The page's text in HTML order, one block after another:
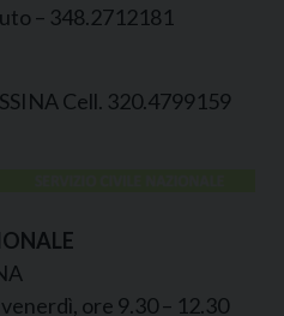
– 348.2712181
Cell. 320.4799159
ore 9.30 – 12.30